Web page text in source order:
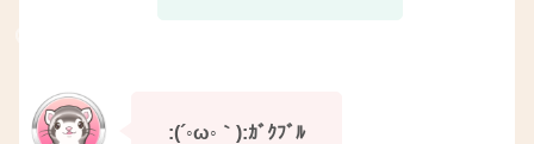
:(´◦ω◦｀):ｶﾞｸﾌﾞﾙ